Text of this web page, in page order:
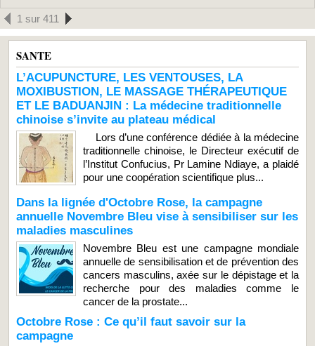
1 sur 411
SANTE
L’ACUPUNCTURE, LES VENTOUSES, LA
MOXIBUSTION, LE MASSAGE THÉRAPEUTIQUE
ET LE BADUANJIN : La médecine traditionnelle
chinoise s’invite au plateau médical
Lors d’une conférence dédiée à la médecine
traditionnelle chinoise, le Directeur exécutif de
l’Institut Confucius, Pr Lamine Ndiaye, a plaidé
pour une coopération scientifique plus...
Dans la lignée d'Octobre Rose, la campagne
annuelle Novembre Bleu vise à sensibiliser sur les
maladies masculines
Novembre Bleu est une campagne mondiale
annuelle de sensibilisation et de prévention des
cancers masculins, axée sur le dépistage et la
recherche pour des maladies comme le
cancer de la prostate...
Octobre Rose : Ce qu’il faut savoir sur la
campagne